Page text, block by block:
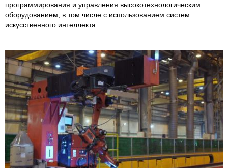
программирования и управления высокотехнологическим
оборудованием, в том числе с использованием систем
искусственного интеллекта.